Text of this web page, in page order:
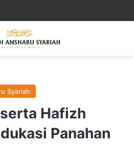
Syariah
Hafizh
Panahan